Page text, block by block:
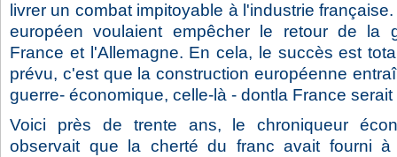
livrer un combat impitoyable à l'industrie
européen voulaient empêcher le retour de la
France et l'Allemagne. En cela, le succès est
prévu, c'est que la construction européenne
guerre- économique, celle-là - dontla France
Voici près de trente ans, le chroniqueur
observait que la cherté du franc avait fourni à